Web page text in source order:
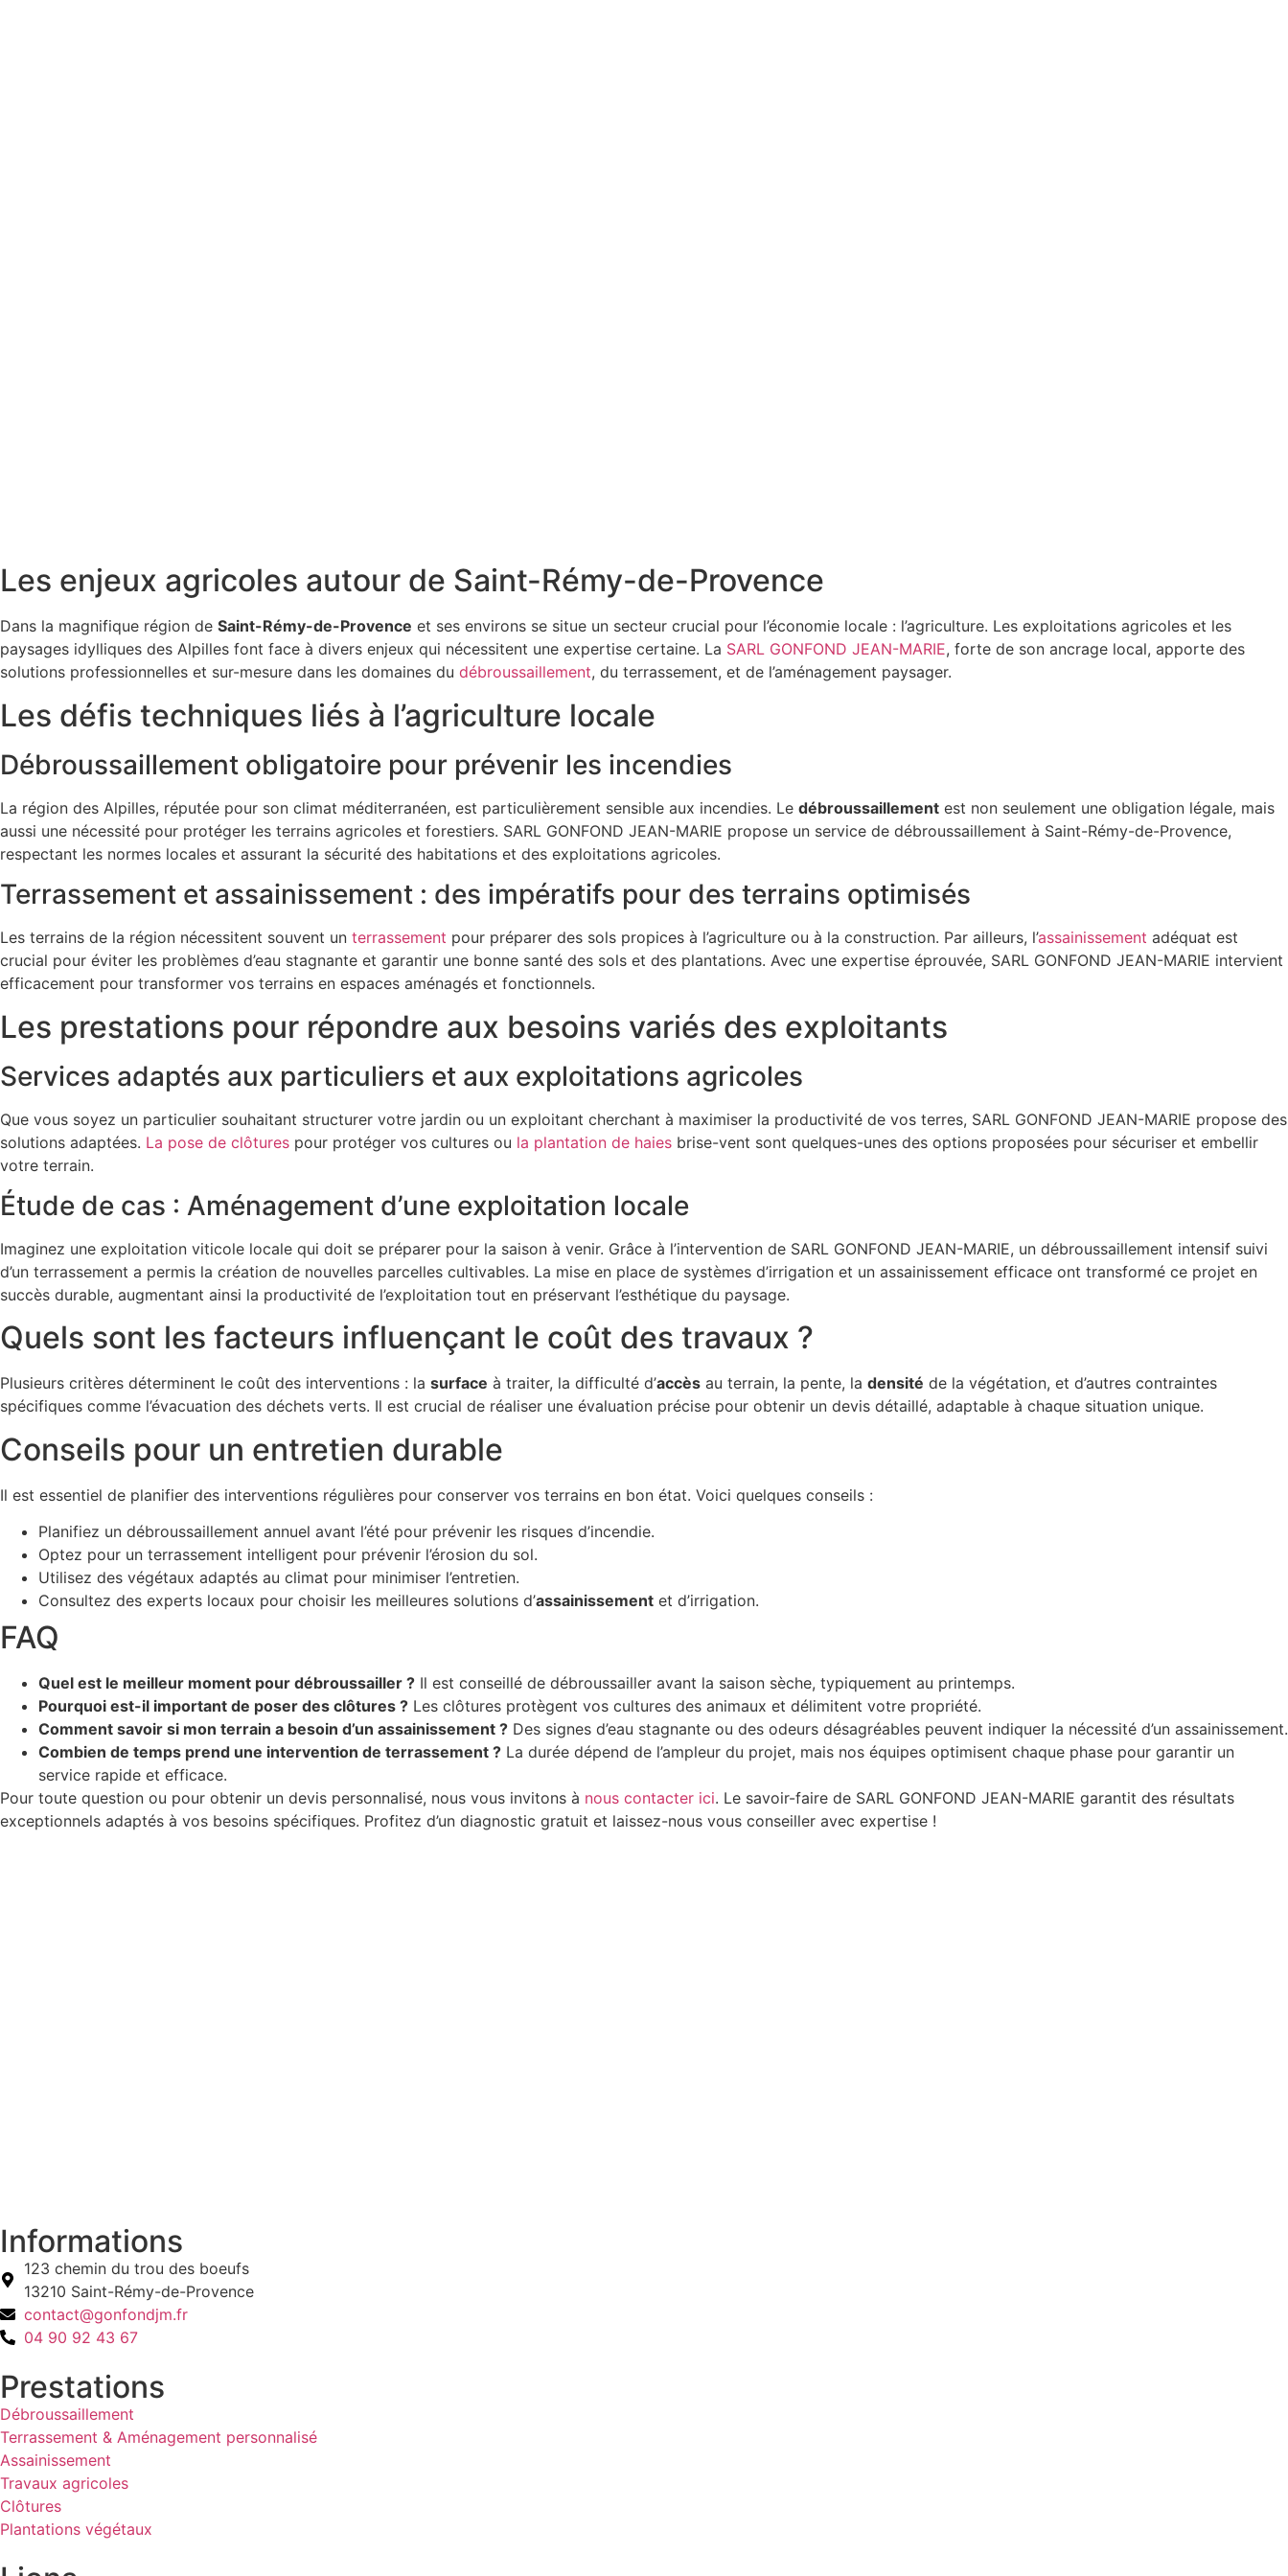
Les enjeux agricoles autour de Saint-Rémy-de-Provence
Dans la magnifique région de Saint-Rémy-de-Provence et ses environs se situe un secteur crucial pour l’économie locale : l’agriculture. Les exploitations agricoles et les
paysages idylliques des Alpilles font face à divers enjeux qui nécessitent une expertise certaine. La SARL GONFOND JEAN-MARIE, forte de son ancrage local, apporte des
solutions professionnelles et sur-mesure dans les domaines du débroussaillement, du terrassement, et de l’aménagement paysager.
Les défis techniques liés à l’agriculture locale
Débroussaillement obligatoire pour prévenir les incendies
La région des Alpilles, réputée pour son climat méditerranéen, est particulièrement sensible aux incendies. Le débroussaillement est non seulement une obligation légale, mais
aussi une nécessité pour protéger les terrains agricoles et forestiers. SARL GONFOND JEAN-MARIE propose un service de débroussaillement à Saint-Rémy-de-Provence,
respectant les normes locales et assurant la sécurité des habitations et des exploitations agricoles.
Terrassement et assainissement : des impératifs pour des terrains optimisés
Les terrains de la région nécessitent souvent un terrassement pour préparer des sols propices à l’agriculture ou à la construction. Par ailleurs, l’assainissement adéquat est
crucial pour éviter les problèmes d’eau stagnante et garantir une bonne santé des sols et des plantations. Avec une expertise éprouvée, SARL GONFOND JEAN-MARIE intervient
efficacement pour transformer vos terrains en espaces aménagés et fonctionnels.
Les prestations pour répondre aux besoins variés des exploitants
Services adaptés aux particuliers et aux exploitations agricoles
Que vous soyez un particulier souhaitant structurer votre jardin ou un exploitant cherchant à maximiser la productivité de vos terres, SARL GONFOND JEAN-MARIE propose des
solutions adaptées. La pose de clôtures pour protéger vos cultures ou la plantation de haies brise-vent sont quelques-unes des options proposées pour sécuriser et embellir
votre terrain.
Étude de cas : Aménagement d’une exploitation locale
Imaginez une exploitation viticole locale qui doit se préparer pour la saison à venir. Grâce à l’intervention de SARL GONFOND JEAN-MARIE, un débroussaillement intensif suivi
d’un terrassement a permis la création de nouvelles parcelles cultivables. La mise en place de systèmes d’irrigation et un assainissement efficace ont transformé ce projet en
succès durable, augmentant ainsi la productivité de l’exploitation tout en préservant l’esthétique du paysage.
Quels sont les facteurs influençant le coût des travaux ?
Plusieurs critères déterminent le coût des interventions : la surface à traiter, la difficulté d’accès au terrain, la pente, la densité de la végétation, et d’autres contraintes
spécifiques comme l’évacuation des déchets verts. Il est crucial de réaliser une évaluation précise pour obtenir un devis détaillé, adaptable à chaque situation unique.
Conseils pour un entretien durable
Il est essentiel de planifier des interventions régulières pour conserver vos terrains en bon état. Voici quelques conseils :
Planifiez un débroussaillement annuel avant l’été pour prévenir les risques d’incendie.
Optez pour un terrassement intelligent pour prévenir l’érosion du sol.
Utilisez des végétaux adaptés au climat pour minimiser l’entretien.
Consultez des experts locaux pour choisir les meilleures solutions d’assainissement et d’irrigation.
FAQ
Quel est le meilleur moment pour débroussailler ? Il est conseillé de débroussailler avant la saison sèche, typiquement au printemps.
Pourquoi est-il important de poser des clôtures ? Les clôtures protègent vos cultures des animaux et délimitent votre propriété.
Comment savoir si mon terrain a besoin d’un assainissement ? Des signes d’eau stagnante ou des odeurs désagréables peuvent indiquer la nécessité d’un assainissement.
Combien de temps prend une intervention de terrassement ? La durée dépend de l’ampleur du projet, mais nos équipes optimisent chaque phase pour garantir un
service rapide et efficace.
Pour toute question ou pour obtenir un devis personnalisé, nous vous invitons à nous contacter ici. Le savoir-faire de SARL GONFOND JEAN-MARIE garantit des résultats
exceptionnels adaptés à vos besoins spécifiques. Profitez d’un diagnostic gratuit et laissez-nous vous conseiller avec expertise !
Informations
123 chemin du trou des boeufs
13210 Saint-Rémy-de-Provence
contact@gonfondjm.fr
04 90 92 43 67
Prestations
Débroussaillement
Terrassement & Aménagement personnalisé
Assainissement
Travaux agricoles
Clôtures
Plantations végétaux